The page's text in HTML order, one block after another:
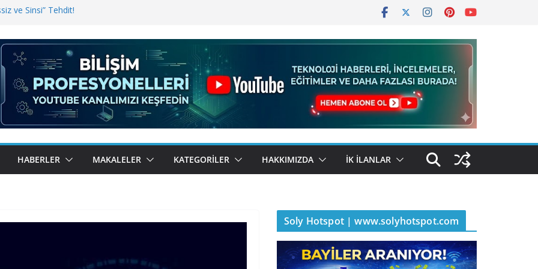
ve Sinsi” Tehdit!
Bugün BulutTahsilat’ta
Kemal Oral Tüm Sorularımızı
HABERLER MAKALELER KATEGORILER HAKKIMIZDA İK İLANLAR
Soly Hotspot | www.solyhotspot.com